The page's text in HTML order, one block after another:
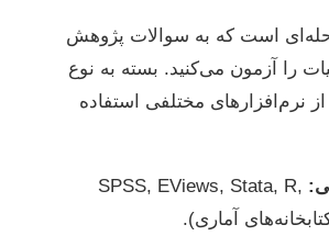
است که به سوالات پژوهش
را آزمون می‌کنید. بسته به نوع
نرم‌افزارهای مختلفی استفاده
SPSS, EViews, Stata, R,